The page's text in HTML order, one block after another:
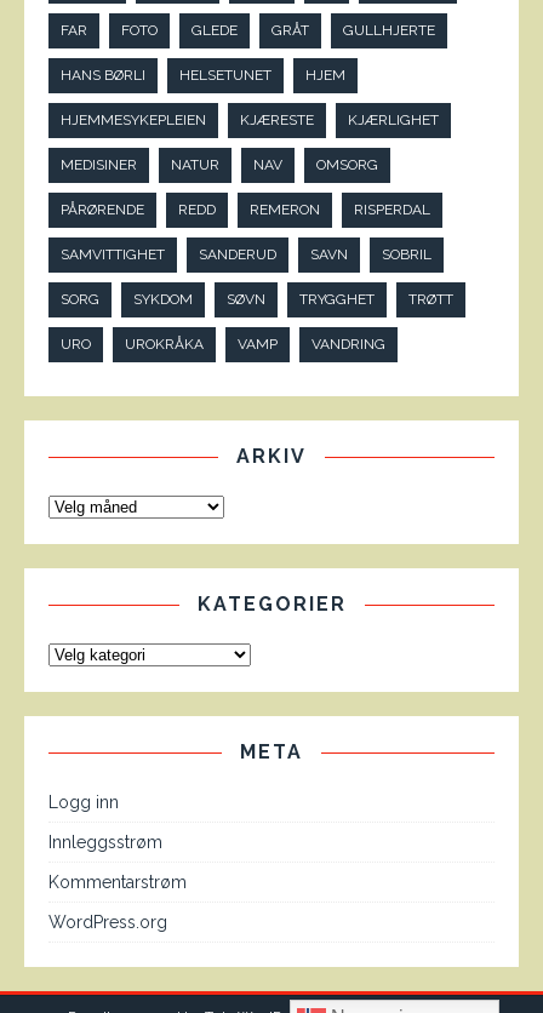
FAR FOTO GLEDE GRÅT GULLHJERTE
HANS BØRLI HELSETUNET HJEM
HJEMMESYKEPLEIEN KJÆRESTE KJÆRLIGHET
MEDISINER NATUR NAV OMSORG
PÅRØRENDE REDD REMERON RISPERDAL
SAMVITTIGHET SANDERUD SAVN SOBRIL
SORG SYKDOM SØVN TRYGGHET TRØTT
URO UROKRÅKA VAMP VANDRING
ARKIV
KATEGORIER
META
Logg inn
Innleggsstrøm
Kommentarstrøm
WordPress.org